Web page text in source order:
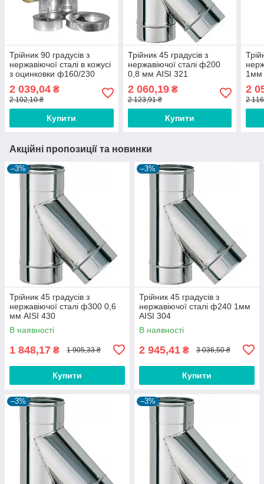
Трійник 90 градусів з
нержавіючої сталі в кожусі
з оцинковки ф160/230
2 039,04 ₴
2 102,10 ₴
Купити
Трійник 45 градусів з
нержавіючої сталі ф200
0,8 мм AISI 321
2 060,19₴
2 123,91 ₴
Купити
1мм
2
2
Акційні пропозиції та новинки
–3%
Трійник 45 градусів з
нержавіючої сталі ф300 0,6
мм AISI 430
В наявності
1 848,17 ₴ 1 905,33 ₴
Купити
–3%
Трійник 45 градусів з
нержавіючої сталі ф240 1мм
AISI 304
В наявності
2 945,41 ₴ 3 036,50 ₴
Купити
–3% –3%